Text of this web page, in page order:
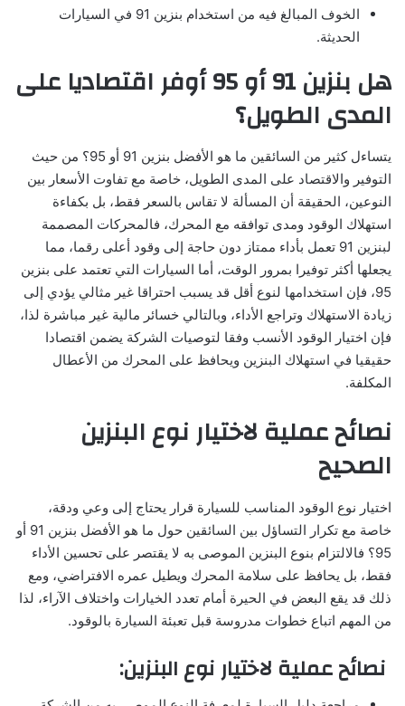
الخوف المبالغ فيه من استخدام بنزين 91 في السيارات
الحديثة.
هل بنزين 91 أو 95 أوفر اقتصاديا على
المدى الطويل؟
يتساءل كثير من السائقين ما هو الأفضل بنزين 91 أو 95؟ من حيث
التوفير والاقتصاد على المدى الطويل، خاصة مع تفاوت الأسعار بين
النوعين، الحقيقة أن المسألة لا تقاس بالسعر فقط، بل بكفاءة
استهلاك الوقود ومدى توافقه مع المحرك، فالمحركات المصممة
لبنزين 91 تعمل بأداء ممتاز دون حاجة إلى وقود أعلى رقما، مما
يجعلها أكثر توفيرا بمرور الوقت، أما السيارات التي تعتمد على بنزين
95، فإن استخدامها لنوع أقل قد يسبب احتراقا غير مثالي يؤدي إلى
زيادة الاستهلاك وتراجع الأداء، وبالتالي خسائر مالية غير مباشرة لذا،
فإن اختيار الوقود الأنسب وفقا لتوصيات الشركة يضمن اقتصادا
حقيقيا في استهلاك البنزين ويحافظ على المحرك من الأعطال
المكلفة.
نصائح عملية لاختيار نوع البنزين
الصحيح
اختيار نوع الوقود المناسب للسيارة قرار يحتاج إلى وعي ودقة،
خاصة مع تكرار التساؤل بين السائقين حول ما هو الأفضل بنزين 91 أو
95؟ فالالتزام بنوع البنزين الموصى به لا يقتصر على تحسين الأداء
فقط، بل يحافظ على سلامة المحرك ويطيل عمره الافتراضي، ومع
ذلك قد يقع البعض في الحيرة أمام تعدد الخيارات واختلاف الآراء، لذا
من المهم اتباع خطوات مدروسة قبل تعبئة السيارة بالوقود.
نصائح عملية لاختيار نوع البنزين: